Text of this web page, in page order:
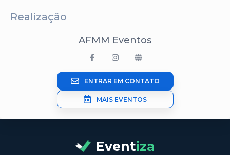
Realização
AFMM Eventos
ENTRAR EM CONTATO
MAIS EVENTOS
Eventiza